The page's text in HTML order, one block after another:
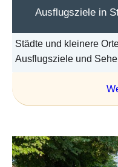
Ausflugsziele in
Städte und kleinere
Ausflugsziele und